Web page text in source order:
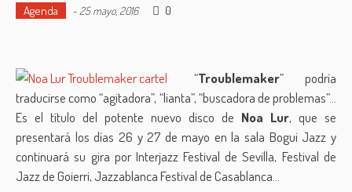
Agenda - 25 mayo, 2016 0
“Troublemaker” podría
traducirse como “agitadora”, “lianta”, “buscadora de problemas”…
Es el título del potente nuevo disco de Noa Lur, que se
presentará los días 26 y 27 de mayo en la sala Bogui Jazz y
continuará su gira por Interjazz Festival de Sevilla, Festival de
Jazz de Goierri, Jazzablanca Festival de Casablanca…